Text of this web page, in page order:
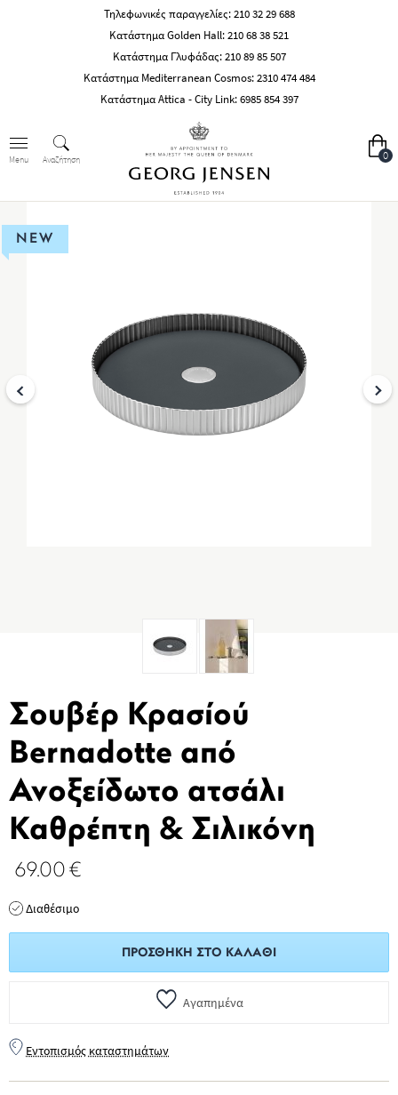
Τηλεφωνικές παραγγελίες:210 32 29 688
Κατάστημα Golden Hall:210 68 38 521
Κατάστημα Γλυφάδας:210 89 85 507
Κατάστημα Mediterranean Cosmos:2310 474 484
Κατάστημα Attica - City Link:6985 854 397
Menu Αναζήτηση 0
NEW
Σουβέρ Κρασίού
Bernadotte από
Ανοξείδωτο ατσάλι
Καθρέπτη & Σιλικόνη
69.00 €
Διαθέσιμο
ΠΡΟΣΘΉΚΗ ΣΤΟ ΚΑΛΆΘΙ
Αγαπημένα
Εντοπισμός καταστημάτων